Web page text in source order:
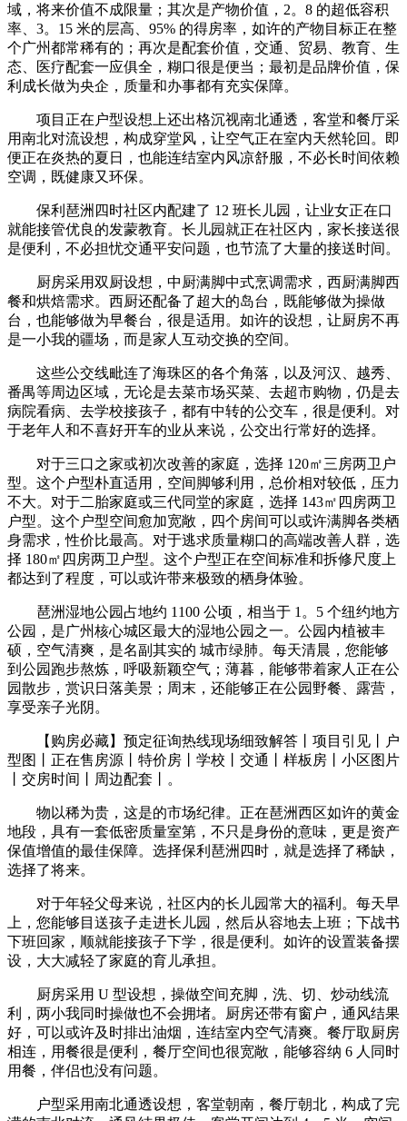
域，将来价值不成限量；其次是产物价值，2。8 的超低容积
率、3。15 米的层高、95% 的得房率，如许的产物目标正在整
个广州都常稀有的；再次是配套价值，交通、贸易、教育、生
态、医疗配套一应俱全，糊口很是便当；最初是品牌价值，保
利成长做为央企，质量和办事都有充实保障。
项目正在户型设想上还出格沉视南北通透，客堂和餐厅采
用南北对流设想，构成穿堂风，让空气正在室内天然轮回。即
便正在炎热的夏日，也能连结室内风凉舒服，不必长时间依赖
空调，既健康又环保。
保利琶洲四时社区内配建了 12 班长儿园，让业女正在口
就能接管优良的发蒙教育。长儿园就正在社区内，家长接送很
是便利，不必担忧交通平安问题，也节流了大量的接送时间。
厨房采用双厨设想，中厨满脚中式烹调需求，西厨满脚西
餐和烘焙需求。西厨还配备了超大的岛台，既能够做为操做
台，也能够做为早餐台，很是适用。如许的设想，让厨房不再
是一小我的疆场，而是家人互动交换的空间。
这些公交线毗连了海珠区的各个角落，以及河汉、越秀、
番禺等周边区域，无论是去菜市场买菜、去超市购物，仍是去
病院看病、去学校接孩子，都有中转的公交车，很是便利。对
于老年人和不喜好开车的业从来说，公交出行常好的选择。
对于三口之家或初次改善的家庭，选择 120㎡三房两卫户
型。这个户型朴直适用，空间脚够利用，总价相对较低，压力
不大。对于二胎家庭或三代同堂的家庭，选择 143㎡四房两卫
户型。这个户型空间愈加宽敞，四个房间可以或许满脚各类栖
身需求，性价比最高。对于逃求质量糊口的高端改善人群，选
择 180㎡四房两卫户型。这个户型正在空间标准和拆修尺度上
都达到了程度，可以或许带来极致的栖身体验。
琶洲湿地公园占地约 1100 公顷，相当于 1。5 个纽约地方
公园，是广州核心城区最大的湿地公园之一。公园内植被丰
硕，空气清爽，是名副其实的 城市绿肺。每天清晨，您能够
到公园跑步熬炼，呼吸新颖空气；薄暮，能够带着家人正在公
园散步，赏识日落美景；周末，还能够正在公园野餐、露营，
享受亲子光阴。
【购房必藏】预定征询热线现场细致解答丨项目引见丨户
型图丨正在售房源丨特价房丨学校丨交通丨样板房丨小区图片
丨交房时间丨周边配套丨。
物以稀为贵，这是的市场纪律。正在琶洲西区如许的黄金
地段，具有一套低密质量室第，不只是身份的意味，更是资产
保值增值的最佳保障。选择保利琶洲四时，就是选择了稀缺，
选择了将来。
对于年轻父母来说，社区内的长儿园常大的福利。每天早
上，您能够目送孩子走进长儿园，然后从容地去上班；下战书
下班回家，顺就能接孩子下学，很是便利。如许的设置装备摆
设，大大减轻了家庭的育儿承担。
厨房采用 U 型设想，操做空间充脚，洗、切、炒动线流
利，两小我同时操做也不会拥堵。厨房还带有窗户，通风结果
好，可以或许及时排出油烟，连结室内空气清爽。餐厅取厨房
相连，用餐很是便利，餐厅空间也很宽敞，能够容纳 6 人同时
用餐，伴侣也没有问题。
户型采用南北通透设想，客堂朝南，餐厅朝北，构成了完